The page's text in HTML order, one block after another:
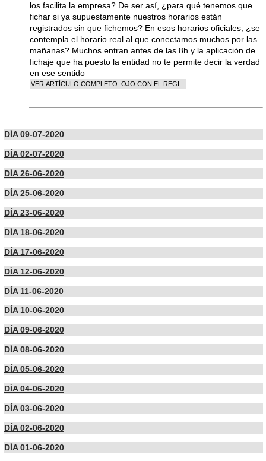
los facilita la empresa? De ser así, ¿para qué tenemos que
fichar si ya supuestamente nuestros horarios están
registrados sin que fichemos? En esos horarios oficiales, ¿se
contempla el horario real al que conectamos muchos por las
mañanas? Muchos entran antes de las 8h y la aplicación de
fichaje que ha puesto la entidad no te permite decir la verdad
en ese sentido
DÍA 09-07-2020
DÍA 02-07-2020
DÍA 26-06-2020
DÍA 25-06-2020
DÍA 23-06-2020
DÍA 18-06-2020
DÍA 17-06-2020
DÍA 12-06-2020
DÍA 11-06-2020
DÍA 10-06-2020
DÍA 09-06-2020
DÍA 08-06-2020
DÍA 05-06-2020
DÍA 04-06-2020
DÍA 03-06-2020
DÍA 02-06-2020
DÍA 01-06-2020